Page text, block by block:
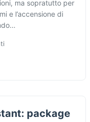
ma sopratutto per
e l’accensione di
package